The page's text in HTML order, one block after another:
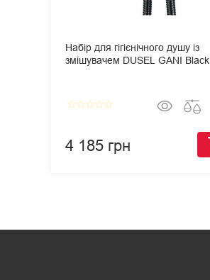
Набір для гігієнічного душу із
змішувачем DUSEL GANI Black
star_borderstar_borderstar_borderstar_borderstar_border
4 185 грн